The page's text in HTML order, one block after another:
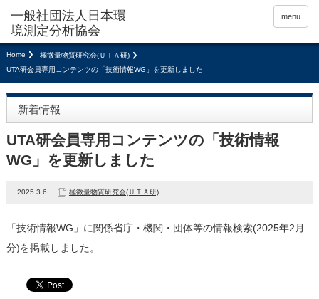
menu
Home
極微量物質研究会(ＵＴＡ研)
UTA研会員専用コンテンツの「技術情報WG」を更新しました
新着情報
UTA研会員専用コンテンツの「技術情報
WG」を更新しました
2025.3.6 極微量物質研究会(ＵＴＡ研)
「技術情報WG」に関係省庁・機関・団体等の情報検索(2025年2月
分)を掲載しました。